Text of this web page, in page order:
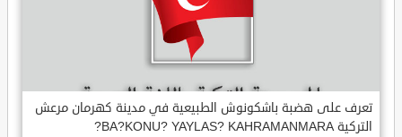
تعرف على هضبة باشكونوش الطبيعية في مدينة كهرمان مرعش
التركية BA?KONU? YAYLAS? KAHRAMANMARA?